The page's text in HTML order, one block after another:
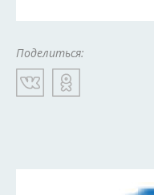
Поделиться: